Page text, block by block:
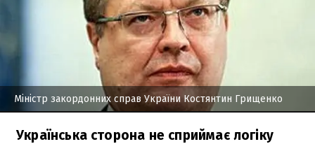
Міністр закордонних справ України Костянтин Грищенко
Українська сторона не сприймає логіку